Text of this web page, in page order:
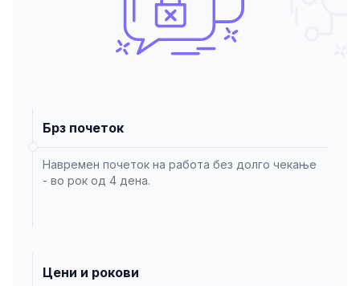
Брз почеток
Навремен почеток на работа без долго чекање
- во рок од 4 дена.
Цени и рокови